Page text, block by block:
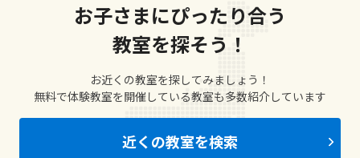
お子さまにぴったり合う
教室を探そう！
お近くの教室を探してみましょう！
無料で体験教室を開催している教室も多数紹介しています
近くの教室を検索